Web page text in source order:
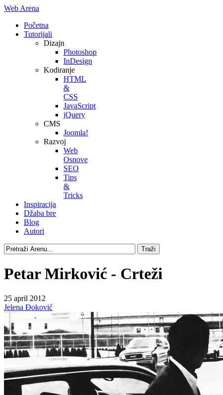
Web Arena
Početna
Tutorijali
Dizajn
Photoshop
InDesign
Kodiranje
HTML
&
CSS
JavaScript
jQuery
CMS
Joomla!
Razvoj
Web
Osnove
SEO
Tips
&
Tricks
Inspiracija
Džaba bre
Blog
Autori
Petar Mirković - Crteži
25 april 2012
Jelena Đoković